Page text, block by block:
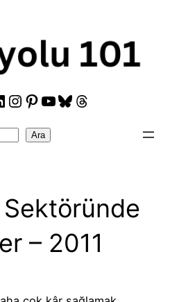
Instagram
Pinterest
YouTube
Bluesky
Threads
Ara
– 2011